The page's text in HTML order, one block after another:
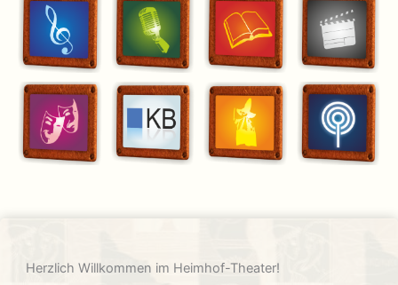
Herzlich Willkommen im Heimhof-Theater!